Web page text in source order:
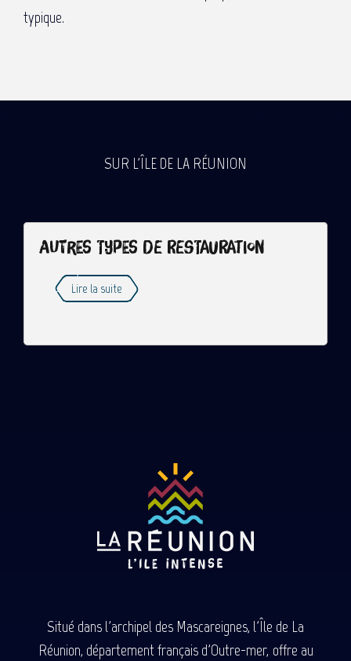
typique.
SUR L'ÎLE DE LA RÉUNION
Autres types de restauration
Lire la suite
Situé dans l'archipel des Mascareignes, l'Île de La
Réunion, département français d'Outre-mer, offre au